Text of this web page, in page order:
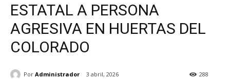
ESTATAL A PERSONA
AGRESIVA EN HUERTAS DEL
COLORADO
Por Administrador 3 abril, 2026 288